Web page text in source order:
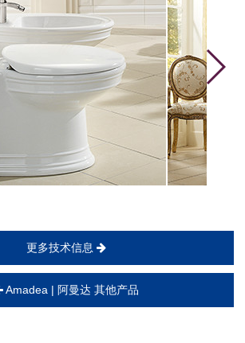
更多技术信息
Amadea | 阿曼达 其他产品